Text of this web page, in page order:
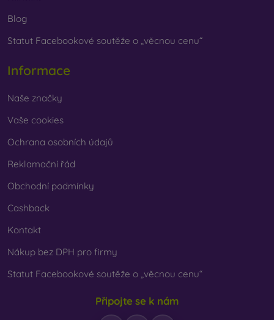
Blog
Statut Facebookové soutěže o „věcnou cenu“
Informace
Naše značky
Vaše cookies
Ochrana osobních údajů
Reklamační řád
Obchodní podmínky
Cashback
Kontakt
Nákup bez DPH pro firmy
Statut Facebookové soutěže o „věcnou cenu“
Připojte se k nám